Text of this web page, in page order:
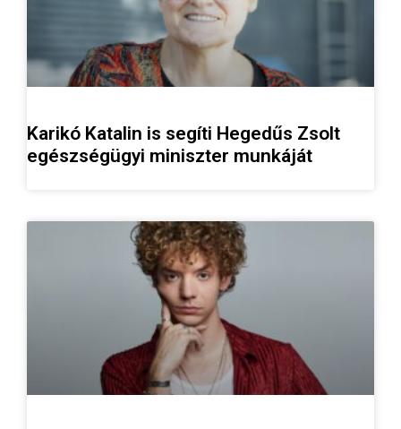
Karikó Katalin is segíti Hegedűs Zsolt
egészségügyi miniszter munkáját